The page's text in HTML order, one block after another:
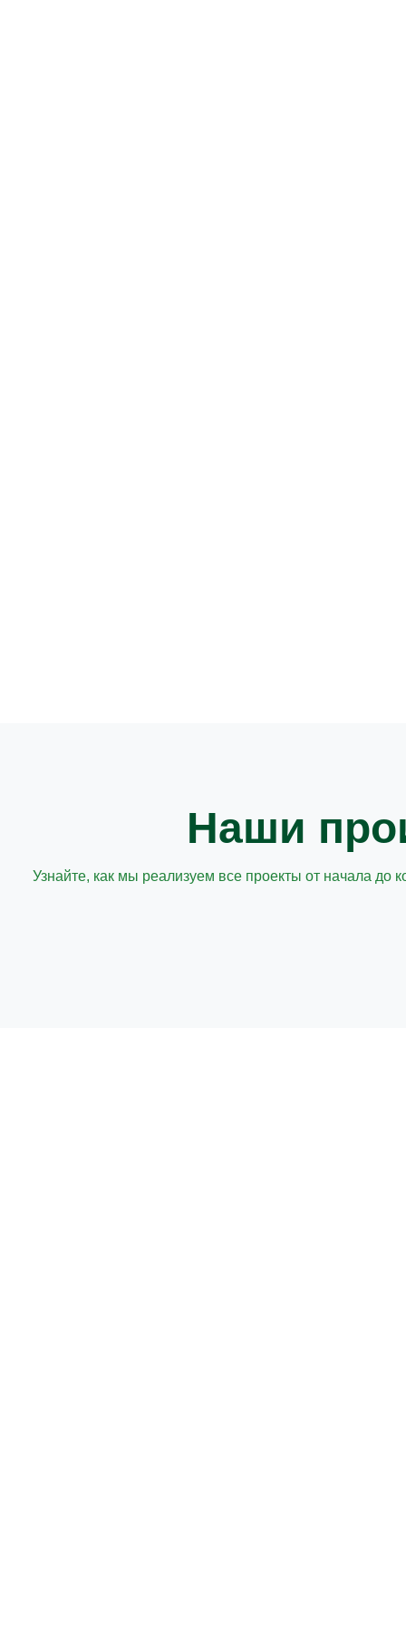
Наши
Узнайте, как мы реализуем все проекты от начала